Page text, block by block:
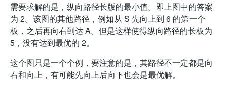
需要求解的是，纵向路径长版的最小值。即上图中的答案
为 2。该图的其他路径，例如从 S 先向上到 6 的第一个
板，之后再向右到达 A。但是这样使得纵向路径的长板为
5，没有达到最优的 2。
这个图只是一个个例，要注意的是，其路径不一定都是向
右和向上，有可能先向上后向下也会是最优解。